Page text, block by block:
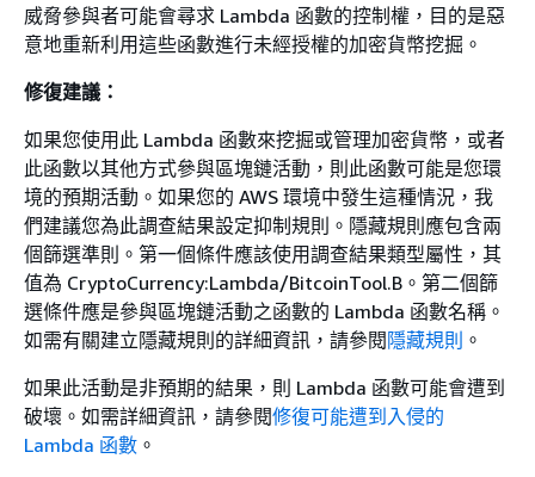
威脅參與者可能會尋求 Lambda 函數的控制權，目的是惡
意地重新利用這些函數進行未經授權的加密貨幣挖掘。
修復建議：
如果您使用此 Lambda 函數來挖掘或管理加密貨幣，或者
此函數以其他方式參與區塊鏈活動，則此函數可能是您環
境的預期活動。如果您的 AWS 環境中發生這種情況，我
們建議您為此調查結果設定抑制規則。隱藏規則應包含兩
個篩選準則。第一個條件應該使用調查結果類型屬性，其
值為 CryptoCurrency:Lambda/BitcoinTool.B。第二個篩
選條件應是參與區塊鏈活動之函數的 Lambda 函數名稱。
如需有關建立隱藏規則的詳細資訊，請參閱 隱藏規則 。
如果此活動是非預期的結果，則 Lambda 函數可能會遭到
破壞。如需詳細資訊，請參閱修復可能遭到入侵的
Lambda 函數 。